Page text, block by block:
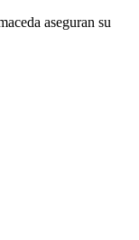
aseguran su